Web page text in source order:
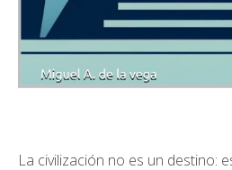
La civilización no es un destino: